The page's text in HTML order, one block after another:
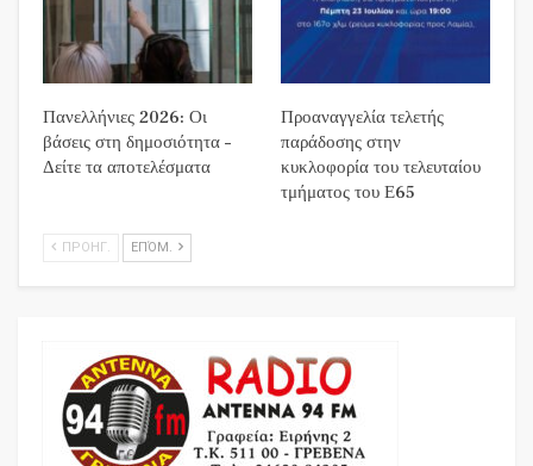
Πανελλήνιες 2026: Οι
βάσεις στη δημοσιότητα –
Δείτε τα αποτελέσματα
Προαναγγελία τελετής
παράδοσης στην
κυκλοφορία του τελευταίου
τμήματος του Ε65
ΠΡΟΗΓ. ΕΠΌΜ.